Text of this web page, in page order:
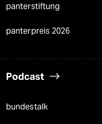
panterstiftung
panterpreis 2026
Podcast
bundestalk